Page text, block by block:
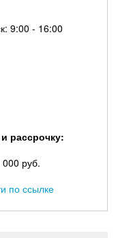
9:00 - 16:00
рассрочку:
руб.
по ссылке